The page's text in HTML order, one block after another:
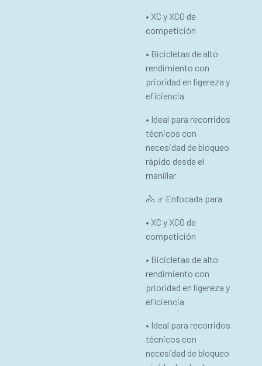
• XC y XCO de
competición
• Bicicletas de alto
rendimiento con
prioridad en ligereza y
eficiencia
• Ideal para recorridos
técnicos con
necesidad de bloqueo
rápido desde el
manillar
🚴 ♂ Enfocada para
• XC y XCO de
competición
• Bicicletas de alto
rendimiento con
prioridad en ligereza y
eficiencia
• Ideal para recorridos
técnicos con
necesidad de bloqueo